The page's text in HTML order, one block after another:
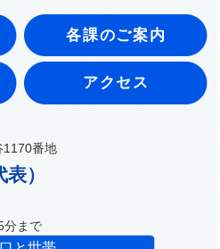
各課のご案内
アクセス
1170番地
）
分まで